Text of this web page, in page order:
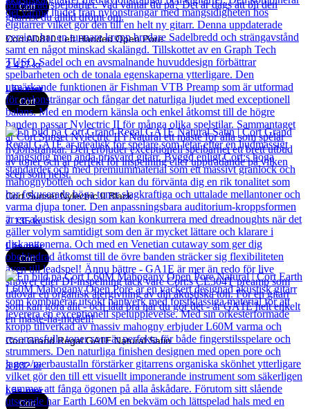
Cort
Cort AD810 Left Handed Open Pore
2 417kr
Läs mer
Cort
Cort Sunset Nylectric II Black
7 135kr
Läs mer
Cort
Cort Grand Regal GA1E Natural Satin
3 832kr
Läs mer
Cort